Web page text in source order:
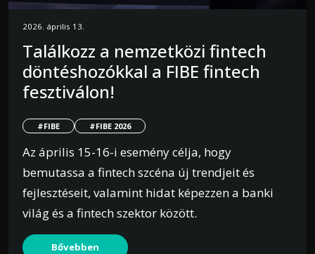
2026. április 13.
Találkozz a nemzetközi fintech
döntéshozókkal a FIBE fintech
fesztiválon!
#FIBE #FIBE 2026
Az április 15-16-i esemény célja, hogy
bemutassa a fintech szcéna új trendjeit és
fejlesztéseit, valamint hidat képezzen a banki
világ és a fintech szektor között.
Bővebben